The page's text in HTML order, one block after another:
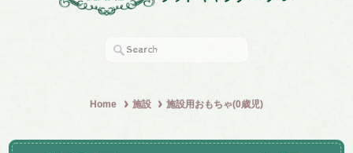
Home 施設 施設用おもちゃ(0歳児)